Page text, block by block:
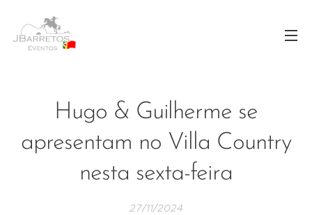
Hugo & Guilherme se
apresentam no Villa Country
nesta sexta-feira
27/11/2024